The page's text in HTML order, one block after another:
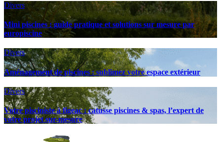
Divers
Mini piscines : guide pratique et solutions sur mesure par
europiscine
Divers
Aménagement de piscines : sublimez votre espace extérieur
Divers
Votre pisciniste à figeac : catusse piscines & spas, l’expert de
votre projet sur-mesure